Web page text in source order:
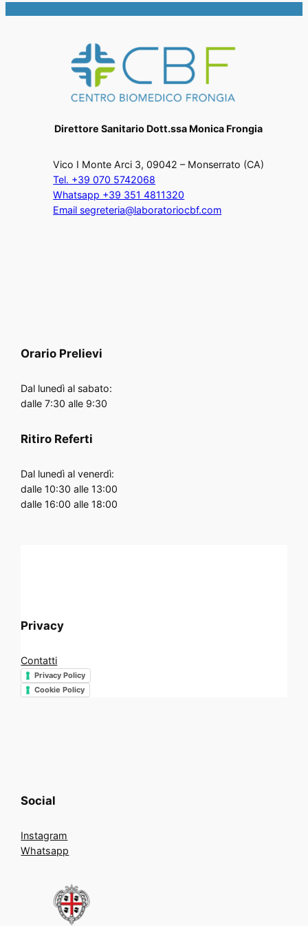
Direttore Sanitario Dott.ssa Monica Frongia
Vico I Monte Arci 3, 09042 – Monserrato (CA)
Tel. +39 070 5742068
Whatsapp +39 351 4811320
Email segreteria@laboratoriocbf.com
Orario Prelievi
Dal lunedì al sabato:
dalle 7:30 alle 9:30
Ritiro Referti
Dal lunedì al venerdì:
dalle 10:30 alle 13:00
dalle 16:00 alle 18:00
Privacy
Contatti
Privacy Policy
Cookie Policy
Social
Instagram
Whatsapp